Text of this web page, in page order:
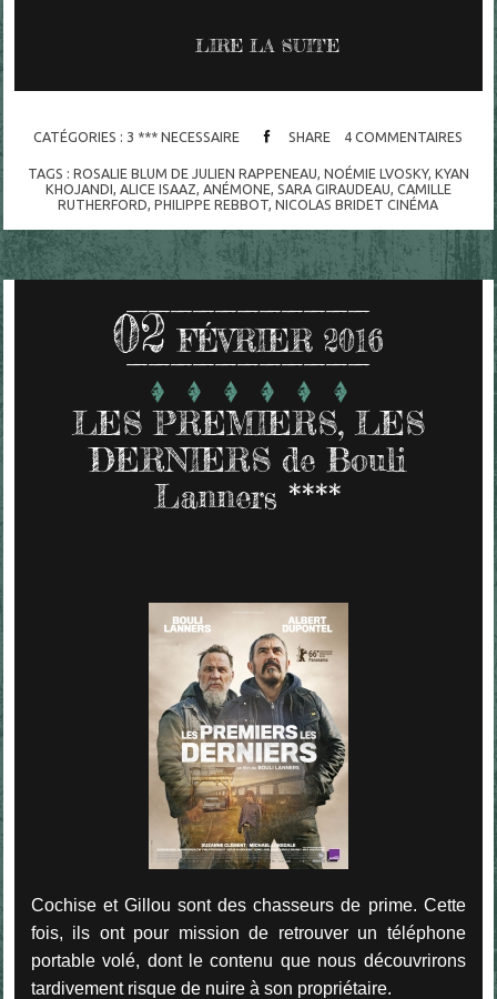
LIRE LA SUITE
CATÉGORIES : 3 *** NECESSAIRE SHARE 4 COMMENTAIRES
TAGS : ROSALIE BLUM DE JULIEN RAPPENEAU, NOÉMIE LVOSKY, KYAN
KHOJANDI, ALICE ISAAZ, ANÉMONE, SARA GIRAUDEAU, CAMILLE
RUTHERFORD,PHILIPPE REBBOT,NICOLAS BRIDET CINÉMA
02 FÉVRIER 2016
LES PREMIERS, LES
DERNIERS de Bouli
Lanners ****
Cochise et Gillou sont des chasseurs de prime. Cette
fois, ils ont pour mission de retrouver un téléphone
portable volé, dont le contenu que nous découvrirons
tardivement risque de nuire à son propriétaire.